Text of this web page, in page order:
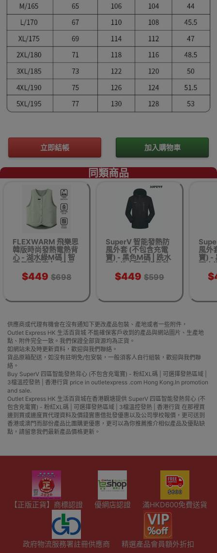
立即結帳 加入購物車
同類商品
FLEXWARM 飛樂思
韓版時尚發熱電熱背
心 - 湖水綠M碼 | 智
慧保暖馬甲 | 3段溫
度切換 | 香港行貨
$449 $698
SuperV 智能發熱防
風外套 (不包含充電
寶) - 黑色M碼 | 跣水
可水洗 | 石墨烯發熱
| 香港行貨
$449 $599
風外
寶) -
可水
供應商或代理有機會在沒有通知下更改產品包裝、產地或者一些附件，
Outlet Express HK 生活百貨城 不能確保客戶收到的產品與網站圖片、生產地
點、附件完全一致。我們保證全部貨源均為正貨。
如網站未及時更新資料，歡迎與我們聯絡。
貨品原箱配送，如沒有註明免/包安裝，一般須客人自行組裝，歡迎與我們聯
絡。
Buy SuperV 四區智能發熱背心 (不包含充電寶) - 粉紅XL碼 | 可選擇發熱區域 |
3檔溫控發熱 | 香港行貨 price in outletexpress .com Hong Kong.In promotion
and sale.
Outlet Express HK 生活百貨城在香港觀塘提供 SuperV 四區智能發熱背心 (不
包含充電寶) - 粉紅XL碼 | 可選擇發熱區域 | 3檔溫控發熱 | 香港行貨 在那裡買
邊到買或邊度買代理資料及價錢實惠借批發優惠以及公司學校報價，更可送到
香港或澳門而部份產品比團購更優惠，更可以為你推薦推介相似產品及優點缺
點，請留意我們最新產品價格更新。
【正版正貨】商標認證 優網店認證 滿HKD600免費送貨
政府物流服務署註冊供應商 精選產品會員額外折扣